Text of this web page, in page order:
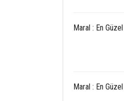
Maral : En
Maral : En